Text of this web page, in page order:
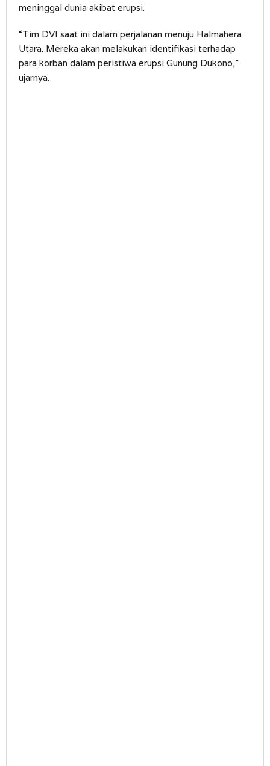
meninggal dunia akibat erupsi.
“Tim DVI saat ini dalam perjalanan menuju Halmahera
Utara. Mereka akan melakukan identifikasi terhadap
para korban dalam peristiwa erupsi Gunung Dukono,”
ujarnya.